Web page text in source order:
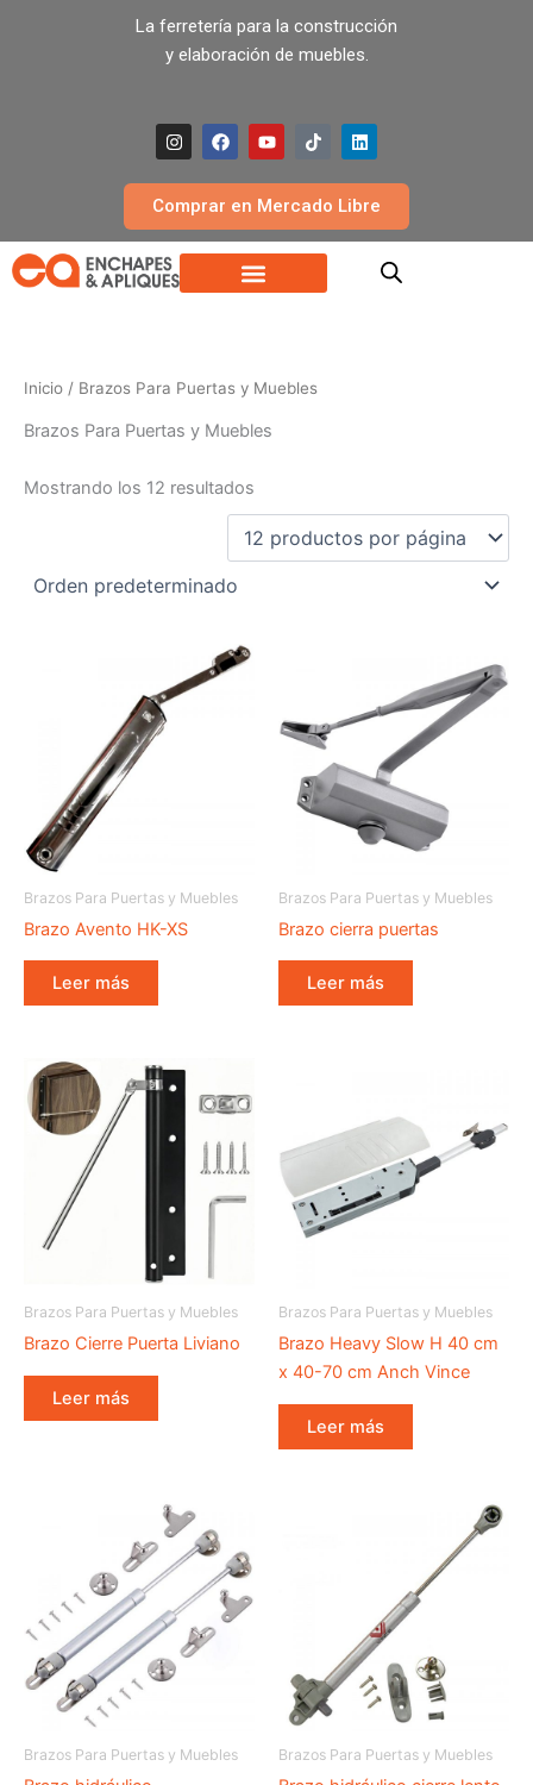
La ferretería para la construcción
y elaboración de muebles.
I
n
t
a
r
a
m
F
a
e
b
o
k
Y
o
t
u
e
T
i
t
o
L
i
k
e
i
Comprar en Mercado Libre
Inicio / Brazos Para Puertas y Muebles
Brazos Para Puertas y Muebles
Mostrando los 12 resultados
Brazos Para Puertas y Muebles
Brazo Avento HK-XS
Leer más
Brazos Para Puertas y Muebles
Brazo cierra puertas
Leer más
Brazos Para Puertas y Muebles
Brazo Cierre Puerta Liviano
Leer más
Brazos Para Puertas y Muebles
Brazo Heavy Slow H 40 cm
x 40-70 cm Anch Vince
Leer más
Brazos Para Puertas y Muebles Brazos Para Puertas y Muebles